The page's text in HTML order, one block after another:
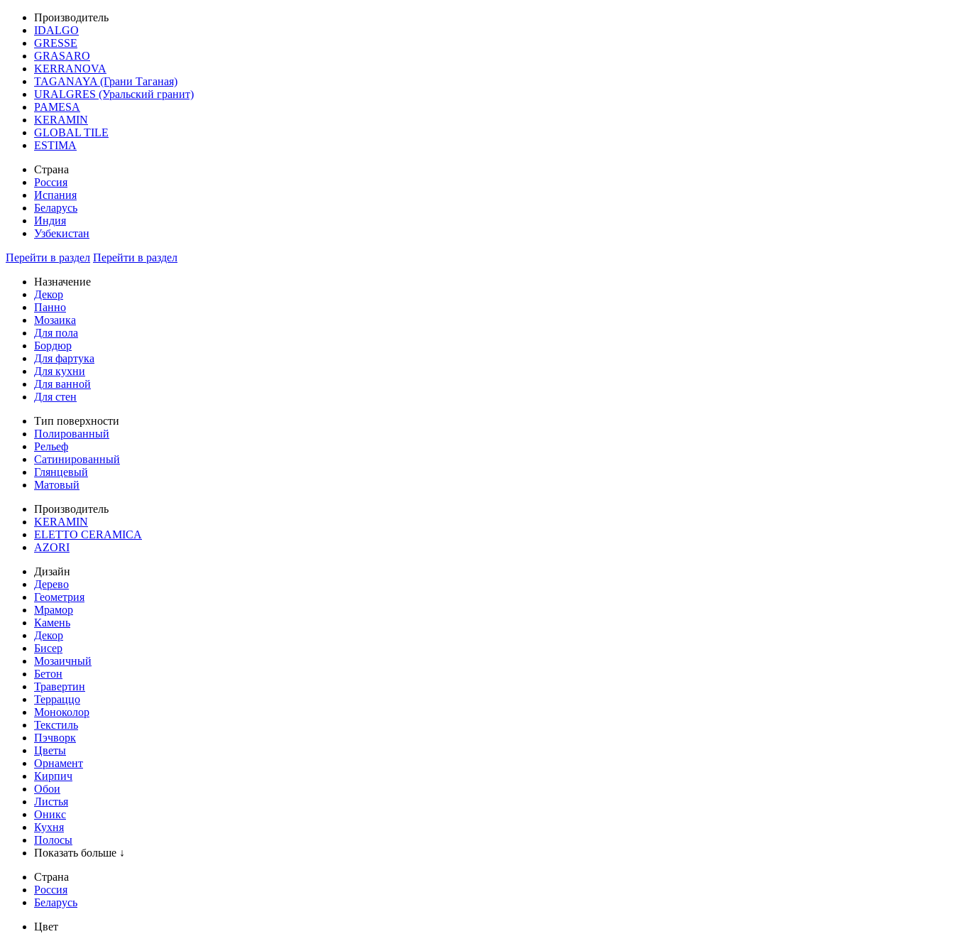
Производитель
IDALGO
GRESSE
GRASARO
KERRANOVA
TAGANAYA (Грани Таганая)
URALGRES (Уральский гранит)
PAMESA
KERAMIN
GLOBAL TILE
ESTIMA
Страна
Россия
Испания
Беларусь
Индия
Узбекистан
Перейти в раздел Перейти в раздел
Назначение
Декор
Панно
Мозаика
Для пола
Бордюр
Для фартука
Для кухни
Для ванной
Для стен
Тип поверхности
Полированный
Рельеф
Сатинированный
Глянцевый
Матовый
Производитель
KERAMIN
ELETTO CERAMICA
AZORI
Дизайн
Дерево
Геометрия
Мрамор
Камень
Декор
Бисер
Мозаичный
Бетон
Травертин
Терраццо
Моноколор
Текстиль
Пэчворк
Цветы
Орнамент
Кирпич
Обои
Листья
Оникс
Кухня
Полосы
Показать больше ↓
Страна
Россия
Беларусь
Цвет